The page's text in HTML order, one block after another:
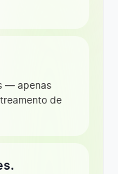
— apenas
de